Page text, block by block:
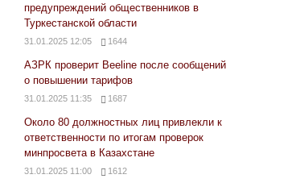
предупреждений общественников в
Туркестанской области
31.01.2025 12:05 1644
АЗРК проверит Beeline после сообщений
о повышении тарифов
31.01.2025 11:35 1687
Около 80 должностных лиц привлекли к
ответственности по итогам проверок
минпросвета в Казахстане
31.01.2025 11:00 1612